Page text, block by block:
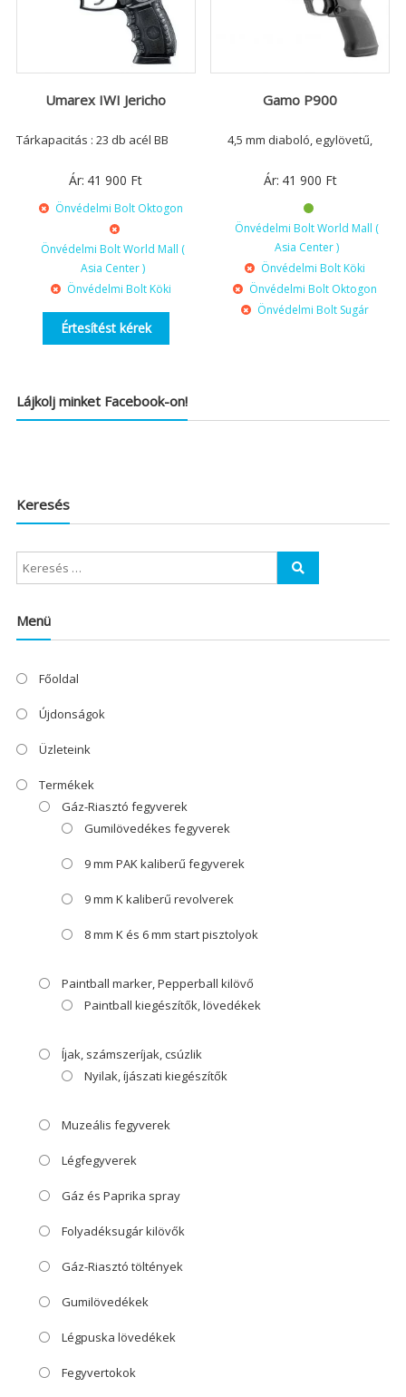
Umarex IWI Jericho
Tárkapacitás : 23 db acél BB
Ár: 41 900 Ft
Önvédelmi Bolt Oktogon
Önvédelmi Bolt World Mall (
Asia Center )
Önvédelmi Bolt Köki
Értesítést kérek
Gamo P900
4,5 mm diaboló, egylövetű,
Ár: 41 900 Ft
Önvédelmi Bolt World Mall (
Asia Center )
Önvédelmi Bolt Köki
Önvédelmi Bolt Oktogon
Önvédelmi Bolt Sugár
Lájkolj minket Facebook-on!
Keresés
Menü
Főoldal
Újdonságok
Üzleteink
Termékek
Gáz-Riasztó fegyverek
Gumilövedékes fegyverek
9 mm PAK kaliberű fegyverek
9 mm K kaliberű revolverek
8 mm K és 6 mm start pisztolyok
Paintball marker, Pepperball kilövő
Paintball kiegészítők, lövedékek
Íjak, számszeríjak, csúzlik
Nyilak, íjászati kiegészítők
Muzeális fegyverek
Légfegyverek
Gáz és Paprika spray
Folyadéksugár kilövők
Gáz-Riasztó töltények
Gumilövedékek
Légpuska lövedékek
Fegyvertokok